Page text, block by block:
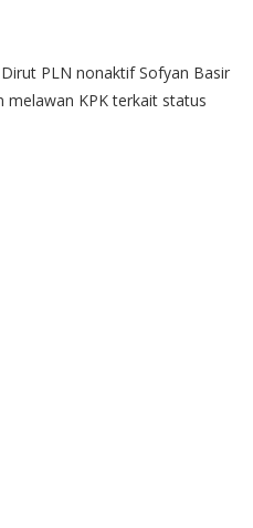
Dirut PLN nonaktif Sofyan Basir
melawan KPK terkait status